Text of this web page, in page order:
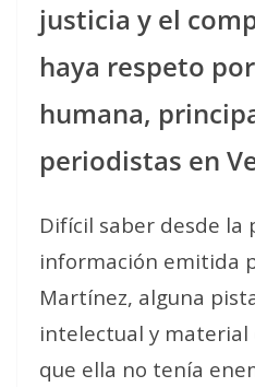
justicia y el
haya respeto
humana,
periodistas en
Difícil saber desde la
información emitida
Martínez, alguna
intelectual y material
que ella no tenía